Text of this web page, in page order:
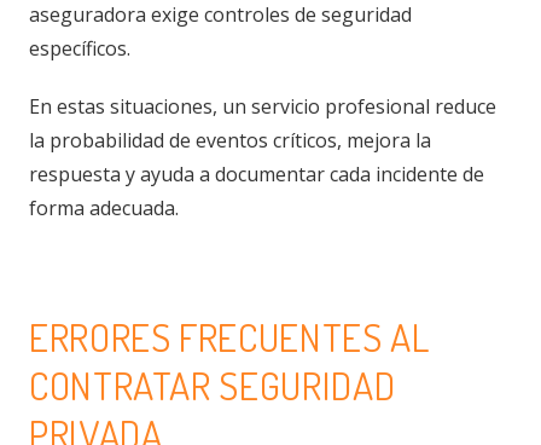
aseguradora exige controles de seguridad
específicos.
En estas situaciones, un servicio profesional reduce
la probabilidad de eventos críticos, mejora la
respuesta y ayuda a documentar cada incidente de
forma adecuada.
ERRORES FRECUENTES AL
CONTRATAR SEGURIDAD
PRIVADA